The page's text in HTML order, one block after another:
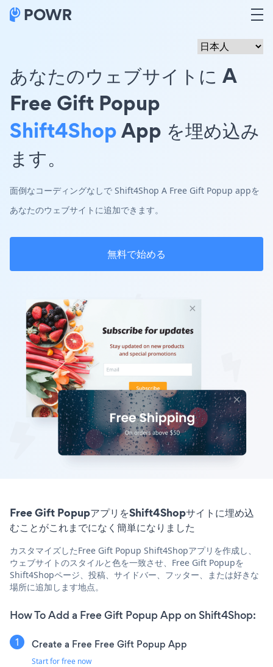
あなたのウェブサイトに A
Free Gift Popup
Shift4ShopApp を埋め込み
ます。
面倒なコーディングなしで Shift4Shop A Free Gift Popup appを
あなたのウェブサイトに追加できます。
無料で始める
Free Gift PopupアプリをShift4Shopサイトに埋め込
むことがこれまでになく簡単になりました
カスタマイズしたFree Gift Popup Shift4Shopアプリを作成し、
ウェブサイトのスタイルと色を一致させ、Free Gift Popupを
Shift4Shopページ、投稿、サイドバー、フッター、または好きな
場所に追加します地点。
How To Add a Free Gift Popup App on Shift4Shop:
Create a Free Free Gift Popup App
Start for free now